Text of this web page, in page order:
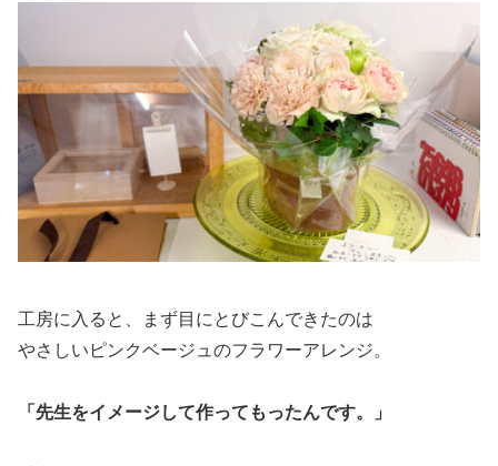
工房に入ると、まず目にとびこんできたのは
やさしいピンクベージュのフラワーアレンジ。
「先生をイメージして作ってもったんです。」